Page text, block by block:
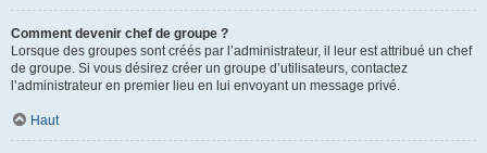
Comment devenir chef de groupe ?
Lorsque des groupes sont créés par l’administrateur, il leur est attribué un chef
de groupe. Si vous désirez créer un groupe d’utilisateurs, contactez
l’administrateur en premier lieu en lui envoyant un message privé.
Haut